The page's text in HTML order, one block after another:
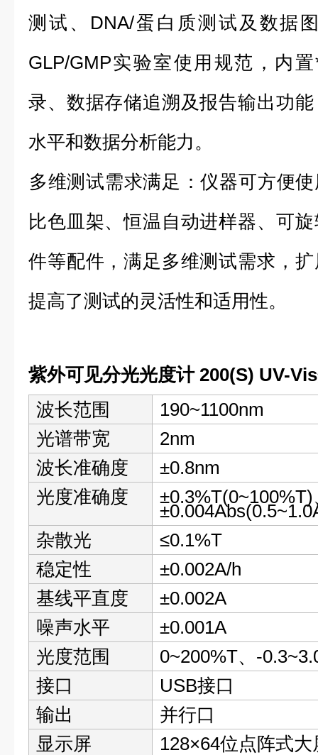
测试、DNA/蛋白质测试及数据
GLP/GMP实验室使用规范，内
录、数据存储追溯及报告输出功
水平和数据分析能力。
多维测试需求满足‌：仪器可方便
比色皿架、恒温自动进样器、可
件等配件，满足多维测试需求，
提高了测试的灵活性和适用性。
紫外可见分光光度计 200(S) UV-Vis
波长范围
190~1100nm
光谱带宽
2nm
波长准确度
±0.8nm
光度准确度
杂散光
≤0.1%T
稳定性
±0.002A/h
基线平直度
±0.002A
噪声水平
±0.001A
光度范围
0~200%T、-
接口
USB接口
输出
并行口
显示屏
128×64位点阵式